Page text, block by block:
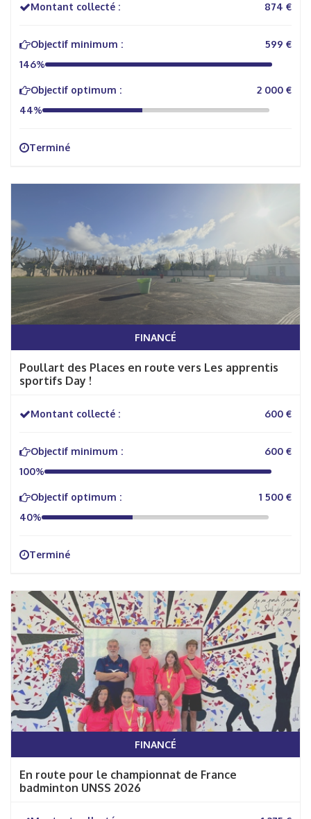
Montant collecté : 874 €
Objectif minimum :
599 €
146%
Objectif optimum :
2 000 €
44%
Terminé
FINANCÉ
Poullart des Places en route vers Les apprentis
sportifs Day !
Montant collecté : 600 €
Objectif minimum :
600 €
100%
Objectif optimum :
1 500 €
40%
Terminé
FINANCÉ
En route pour le championnat de France
badminton UNSS 2026